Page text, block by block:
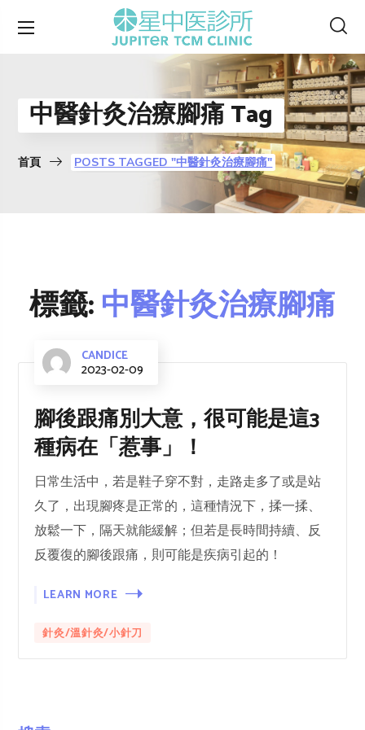
中醫針灸治療腳痛 Tag
首頁 POSTS TAGGED "中醫針灸治療腳痛"
標籤:中醫針灸治療腳痛
CANDICE
2023-02-09
腳後跟痛別大意，很可能是這3
種病在「惹事」！
日常生活中，若是鞋子穿不對，走路走多了或是站
久了，出現腳疼是正常的，這種情況下，揉一揉、
放鬆一下，隔天就能緩解；但若是長時間持續、反
反覆復的腳後跟痛，則可能是疾病引起的！
LEARN MORE
針灸/溫針灸/小針刀